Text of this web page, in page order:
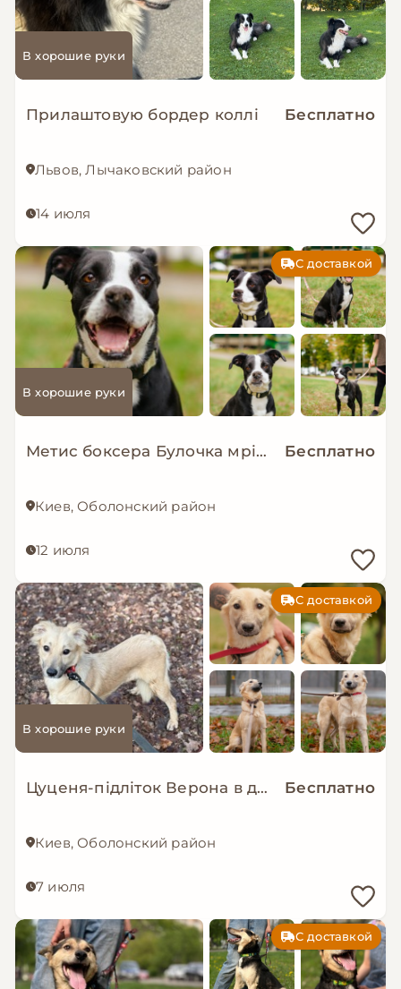
В хорошие руки
Прилаштовую бордер коллі Бесплатно
Львов, Лычаковский район
14 июля
С доставкой
В хорошие руки
Метис боксера Булочка мріє про сімʼю!! Бесплатно
Киев, Оболонский район
12 июля
С доставкой
В хорошие руки
Цуценя-підліток Верона в добрі руки! Бесплатно
Киев, Оболонский район
7 июля
С доставкой